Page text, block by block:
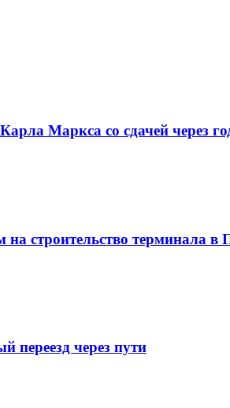
Маркса со сдачей через
строительство терминала в
переезд через пути